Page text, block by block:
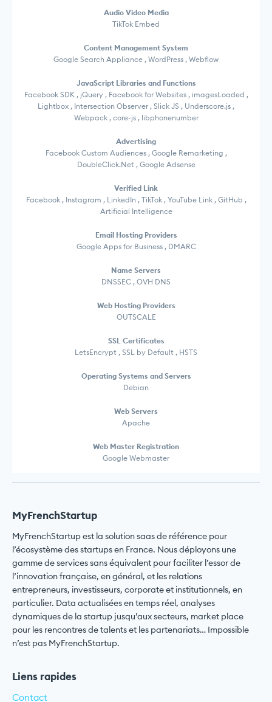
Audio Video Media
TikTok Embed
Content Management System
Google Search Appliance , WordPress , Webflow
JavaScript Libraries and Functions
Facebook SDK , jQuery , Facebook for Websites , imagesLoaded ,
Lightbox , Intersection Observer , Slick JS , Underscore.js ,
Webpack , core-js , libphonenumber
Advertising
Facebook Custom Audiences , Google Remarketing ,
DoubleClick.Net , Google Adsense
Verified Link
Facebook , Instagram , LinkedIn , TikTok , YouTube Link , GitHub ,
Artificial Intelligence
Email Hosting Providers
Google Apps for Business , DMARC
Name Servers
DNSSEC , OVH DNS
Web Hosting Providers
OUTSCALE
SSL Certificates
LetsEncrypt , SSL by Default , HSTS
Operating Systems and Servers
Debian
Web Servers
Apache
Web Master Registration
Google Webmaster
MyFrenchStartup
MyFrenchStartup est la solution saas de référence pour
l’écosystème des startups en France. Nous déployons une
gamme de services sans équivalent pour faciliter l’essor de
l’innovation française, en général, et les relations
entrepreneurs, investisseurs, corporate et institutionnels, en
particulier. Data actualisées en temps réel, analyses
dynamiques de la startup jusqu’aux secteurs, market place
pour les rencontres de talents et les partenariats… Impossible
n’est pas MyFrenchStartup.
Liens rapides
Contact